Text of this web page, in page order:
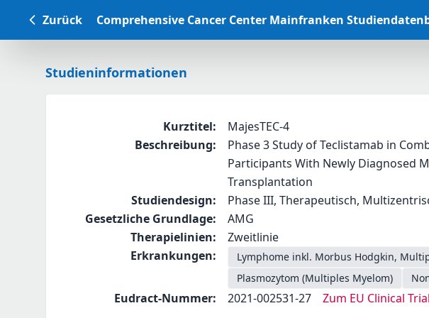
Zurück Comprehensive Cancer Center Mainfranken
Studieninformationen
Kurztitel:
MajesTEC-4
Beschreibung:
Phase 3 Study of Teclistamab in
Participants With Newly Diagnosed
Transplantation
Studiendesign:
Phase III, Therapeutisch,
Gesetzliche Grundlage:
AMG
Therapielinien:
Zweitlinie
Erkrankungen:
Lymphome inkl. Morbus Hodgkin,
Plasmozytom (Multiples Myelom)
Eudract-Nummer: 2021-002531-27 Zum EU Clinical